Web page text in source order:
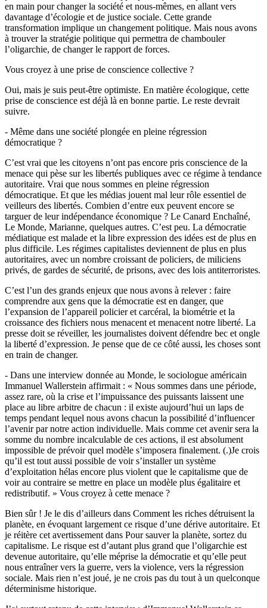
en main pour changer la société et nous-mêmes, en allant vers
davantage d’écologie et de justice sociale. Cette grande
transformation implique un changement politique. Mais nous avons
à trouver la stratégie politique qui permettra de chambouler
l’oligarchie, de changer le rapport de forces.
Vous croyez à une prise de conscience collective ?
Oui, mais je suis peut-être optimiste. En matière écologique, cette
prise de conscience est déjà là en bonne partie. Le reste devrait
suivre.
- Même dans une société plongée en pleine régression
démocratique ?
C’est vrai que les citoyens n’ont pas encore pris conscience de la
menace qui pèse sur les libertés publiques avec ce régime à tendance
autoritaire. Vrai que nous sommes en pleine régression
démocratique. Et que les médias jouent mal leur rôle essentiel de
veilleurs des libertés. Combien d’entre eux peuvent encore se
targuer de leur indépendance économique ? Le Canard Enchaîné,
Le Monde, Marianne, quelques autres. C’est peu. La démocratie
médiatique est malade et la libre expression des idées est de plus en
plus difficile. Les régimes capitalistes deviennent de plus en plus
autoritaires, avec un nombre croissant de policiers, de miliciens
privés, de gardes de sécurité, de prisons, avec des lois antiterroristes.
C’est l’un des grands enjeux que nous avons à relever : faire
comprendre aux gens que la démocratie est en danger, que
l’expansion de l’appareil policier et carcéral, la biométrie et la
croissance des fichiers nous menacent et menacent notre liberté. La
presse doit se réveiller, les journalistes doivent défendre bec et ongle
la liberté d’expression. Je pense que de ce côté aussi, les choses sont
en train de changer.
- Dans une interview donnée au Monde, le sociologue américain
Immanuel Wallerstein affirmait : « Nous sommes dans une période,
assez rare, où la crise et l’impuissance des puissants laissent une
place au libre arbitre de chacun : il existe aujourd’hui un laps de
temps pendant lequel nous avons chacun la possibilité d’influencer
l’avenir par notre action individuelle. Mais comme cet avenir sera la
somme du nombre incalculable de ces actions, il est absolument
impossible de prévoir quel modèle s’imposera finalement. (.)Je crois
qu’il est tout aussi possible de voir s’installer un système
d’exploitation hélas encore plus violent que le capitalisme que de
voir au contraire se mettre en place un modèle plus égalitaire et
redistributif. » Vous croyez à cette menace ?
Bien sûr ! Je le dis d’ailleurs dans Comment les riches détruisent la
planète, en évoquant largement ce risque d’une dérive autoritaire. Et
je réitère cet avertissement dans Pour sauver la planète, sortez du
capitalisme. Le risque est d’autant plus grand que l’oligarchie est
devenue autoritaire, qu’elle méprise la démocratie et qu’elle peut
nous entraîner vers la guerre, vers la violence, vers la régression
sociale. Mais rien n’est joué, je ne crois pas du tout à un quelconque
déterminisme historique.